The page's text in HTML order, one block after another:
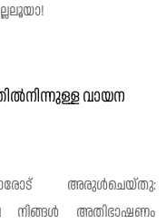
വായന
അരുൾചെയ്‌തു:
നിങ്ങൾ അതിഭാഷണം